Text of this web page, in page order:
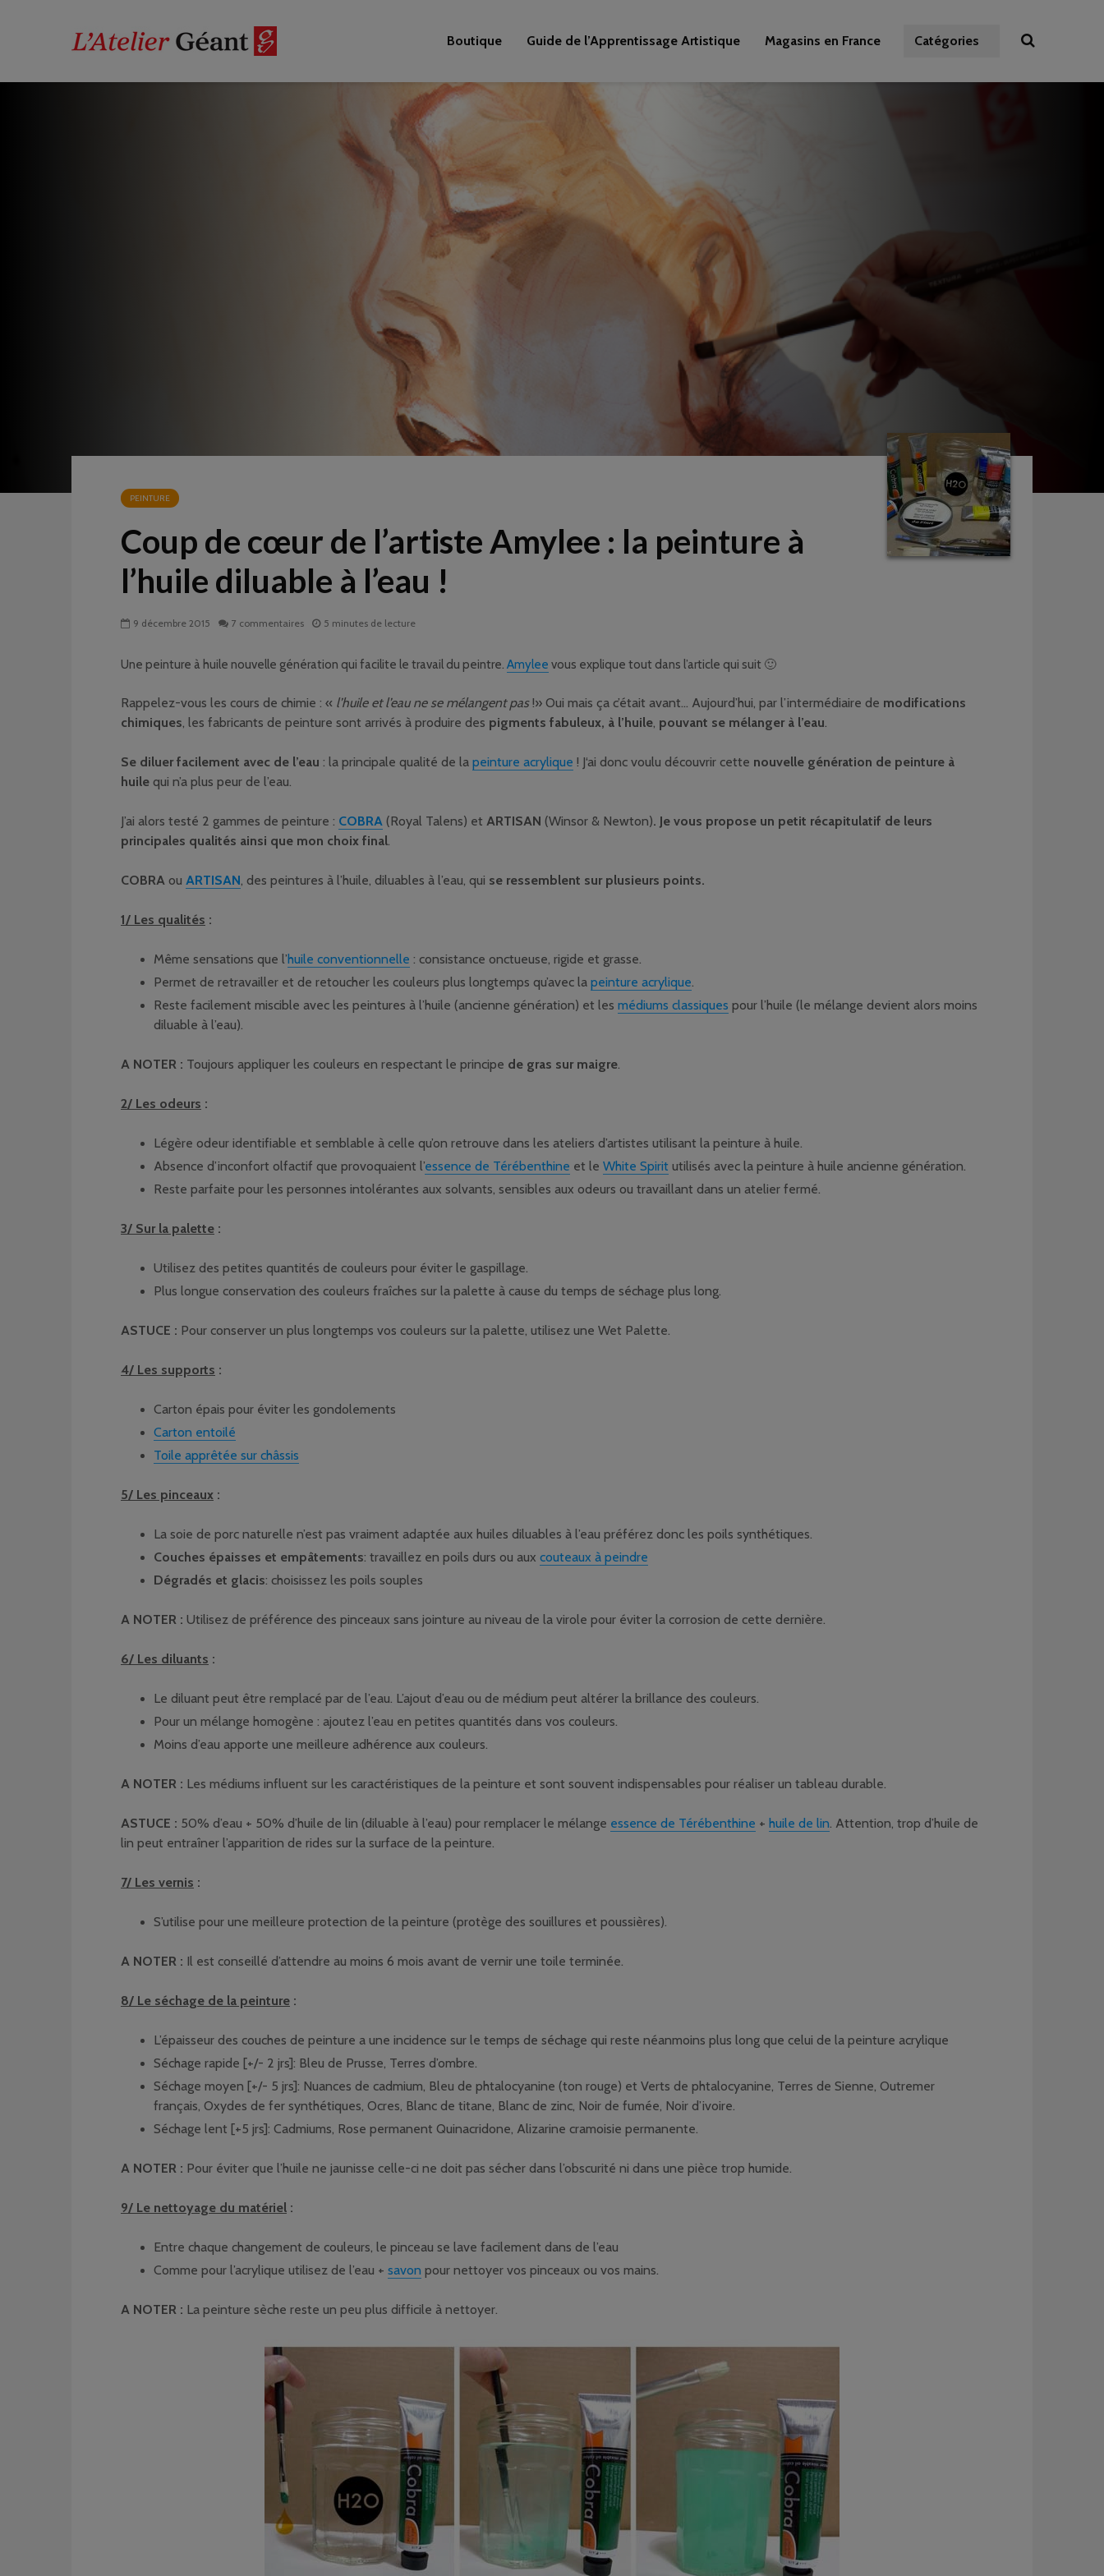
Boutique Guide de l’Apprentissage Artistique Magasins en France Catégories
PEINTURE
Coup de cœur de l’artiste Amylee : la peinture à
l’huile diluable à l’eau !
9 décembre 2015 7 commentaires 5 minutes de lecture
Une peinture à huile nouvelle génération qui facilite le travail du peintre. Amylee vous explique tout dans l’article qui suit 🙂
Rappelez-vous les cours de chimie : « l’huile et l’eau ne se mélangent pas!» Oui mais ça c’était avant… Aujourd’hui, par l’intermédiaire de modifications
chimiques, les fabricants de peinture sont arrivés à produire des pigments fabuleux, à l’huile, pouvant se mélanger à l’eau.
Se diluer facilement avec de l’eau : la principale qualité de la peinture acrylique ! J‘ai donc voulu découvrir cette nouvelle génération de peinture à
huile qui n’a plus peur de l’eau.
J’ai alors testé 2 gammes de peinture : COBRA (Royal Talens) et ARTISAN (Winsor & Newton). Je vous propose un petit récapitulatif de leurs
principales qualités ainsi que mon choix final.
COBRA ou ARTISAN, des peintures à l’huile, diluables à l’eau, qui se ressemblent sur plusieurs points.
1/ Les qualités :
Même sensations que l’huile conventionnelle : consistance onctueuse, rigide et grasse.
Permet de retravailler et de retoucher les couleurs plus longtemps qu’avec la peinture acrylique.
Reste facilement miscible avec les peintures à l’huile (ancienne génération) et les médiums classiques pour l’huile (le mélange devient alors moins
diluable à l’eau).
A NOTER : Toujours appliquer les couleurs en respectant le principe de gras sur maigre.
2/ Les odeurs :
Légère odeur identifiable et semblable à celle qu’on retrouve dans les ateliers d’artistes utilisant la peinture à huile.
Absence d’inconfort olfactif que provoquaient l’essence de Térébenthine et le White Spirit utilisés avec la peinture à huile ancienne génération.
Reste parfaite pour les personnes intolérantes aux solvants, sensibles aux odeurs ou travaillant dans un atelier fermé.
3/ Sur la palette :
Utilisez des petites quantités de couleurs pour éviter le gaspillage.
Plus longue conservation des couleurs fraîches sur la palette à cause du temps de séchage plus long.
ASTUCE : Pour conserver un plus longtemps vos couleurs sur la palette, utilisez une Wet Palette.
4/ Les supports :
Carton épais pour éviter les gondolements
Carton entoilé
Toile apprêtée sur châssis
5/ Les pinceaux :
La soie de porc naturelle n’est pas vraiment adaptée aux huiles diluables à l’eau préférez donc les poils synthétiques.
Couches épaisses et empâtements: travaillez en poils durs ou aux couteaux à peindre
Dégradés et glacis: choisissez les poils souples
A NOTER : Utilisez de préférence des pinceaux sans jointure au niveau de la virole pour éviter la corrosion de cette dernière.
6/ Les diluants :
Le diluant peut être remplacé par de l’eau. L’ajout d’eau ou de médium peut altérer la brillance des couleurs.
Pour un mélange homogène : ajoutez l’eau en petites quantités dans vos couleurs.
Moins d’eau apporte une meilleure adhérence aux couleurs.
A NOTER : Les médiums influent sur les caractéristiques de la peinture et sont souvent indispensables pour réaliser un tableau durable.
ASTUCE : 50% d’eau + 50% d’huile de lin (diluable à l’eau) pour remplacer le mélange essence de Térébenthine + huile de lin. Attention, trop d’huile de
lin peut entraîner l’apparition de rides sur la surface de la peinture.
7/ Les vernis :
S’utilise pour une meilleure protection de la peinture (protège des souillures et poussières).
A NOTER : Il est conseillé d’attendre au moins 6 mois avant de vernir une toile terminée.
8/ Le séchage de la peinture :
L’épaisseur des couches de peinture a une incidence sur le temps de séchage qui reste néanmoins plus long que celui de la peinture acrylique
Séchage rapide [+/- 2 jrs]: Bleu de Prusse, Terres d’ombre.
Séchage moyen [+/- 5 jrs]: Nuances de cadmium, Bleu de phtalocyanine (ton rouge) et Verts de phtalocyanine, Terres de Sienne, Outremer
français, Oxydes de fer synthétiques, Ocres, Blanc de titane, Blanc de zinc, Noir de fumée, Noir d’ivoire.
Séchage lent [+5 jrs]: Cadmiums, Rose permanent Quinacridone, Alizarine cramoisie permanente.
A NOTER : Pour éviter que l’huile ne jaunisse celle-ci ne doit pas sécher dans l’obscurité ni dans une pièce trop humide.
9/ Le nettoyage du matériel :
Entre chaque changement de couleurs, le pinceau se lave facilement dans de l’eau
Comme pour l’acrylique utilisez de l’eau + savon pour nettoyer vos pinceaux ou vos mains.
A NOTER : La peinture sèche reste un peu plus difficile à nettoyer.